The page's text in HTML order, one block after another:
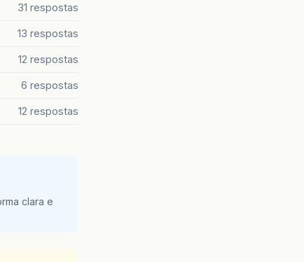
31 respostas
13 respostas
12 respostas
6 respostas
12 respostas
clara e